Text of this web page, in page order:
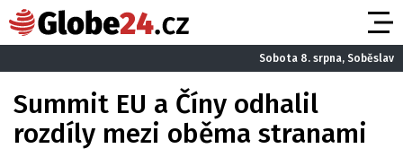
Sobota 8. srpna, Soběslav
Summit EU a Číny odhalil
rozdíly mezi oběma stranami